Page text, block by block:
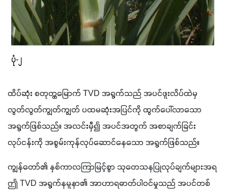
ထိပ်ဆုံး စတုတ္ထမြောက် TVD အရွက်သည် အပင်ဖူးလိပ်ထဲမှ
လွတ်လွတ်ကျွတ်ကျွတ် ပထမဆုံးအပြင်ကို ထွက်ပေါ်လာသော
အရွက်ဖြစ်သည်။ အလင်းမှီ၍ အပင်အတွက် အစာချက်ခြင်း
လုပ်ငန်းကို အစွမ်းကုန်လုပ်ဆောင်နေသော အရွက်ဖြစ်သည်။
ကျွန်တော်၏ နှစ်ကာလကြာမြင့်စွာ သုတေသနပြုလုပ်ချက်များအရ
ဤ TVD အရွက်နမူနာ၏ အာဟာရဓာတ်ပါဝင်မှုသည် အပင်တစ်